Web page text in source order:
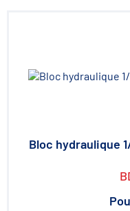
Bloc hydraulique